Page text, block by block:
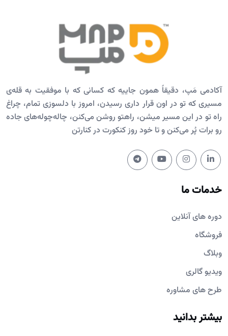
آکادمی مَپ، دقیقاً همون جاییه که کسانی که با موفقیت به قله‌ی
مسیری که تو در اون قرار داری رسیدن، امروز با دلسوزی تمام، چراغ
راه تو در این مسیر میشن، راهتو روشن می‌کنن، چاله‌چوله‌های جاده
رو برات پُر می‌کنن و تا خود روز کنکورت در کنارتن
خدمات ما
دوره های آنلاین
فروشگاه
وبلاگ
ویدیو گالری
طرح های مشاوره
بیشتر بدانید